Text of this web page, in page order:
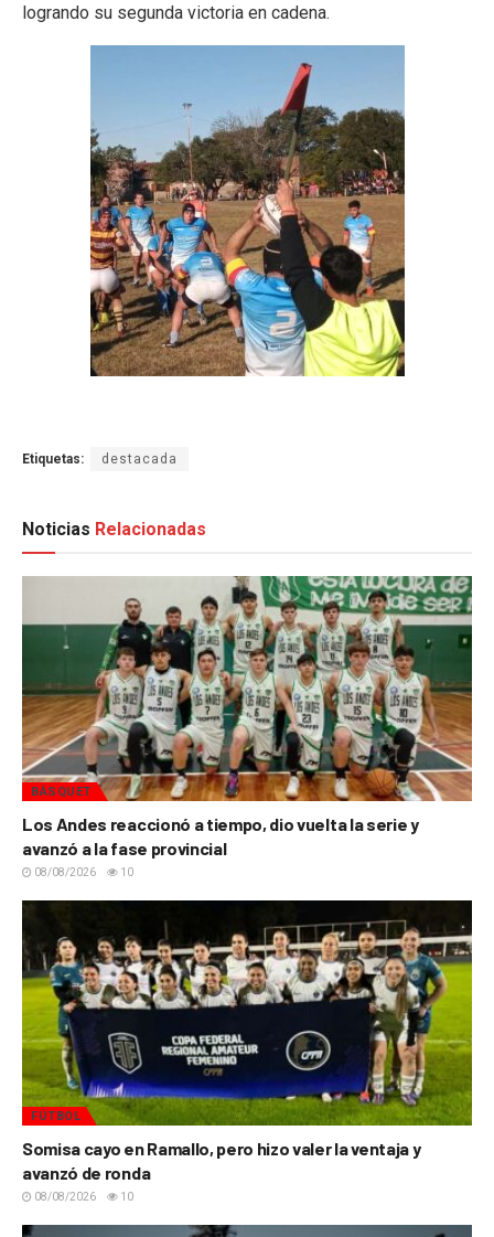
logrando su segunda victoria en cadena.
Etiquetas: destacada
Noticias Relacionadas
BÁSQUET
Los Andes reaccionó a tiempo, dio vuelta la serie y
avanzó a la fase provincial
08/08/2026 10
FÚTBOL
Somisa cayo en Ramallo, pero hizo valer la ventaja y
avanzó de ronda
08/08/2026 10